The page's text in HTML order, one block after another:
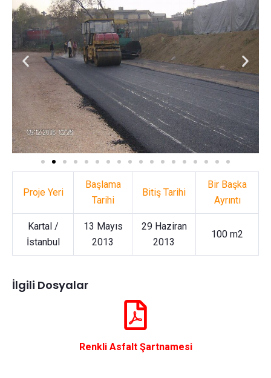
Proje Yeri
Başlama
Tarihi
Bitiş Tarihi
Bir Başka
Ayrıntı
Kartal /
İstanbul
13 Mayıs
2013
29 Haziran
2013
100 m2
İlgili Dosyalar
Renkli Asfalt Şartnamesi